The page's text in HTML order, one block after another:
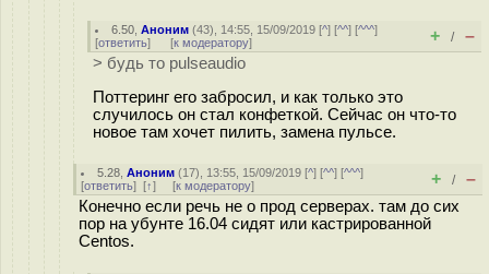
6.50 ,Аноним (43), 14:55, 15/09/2019 [^] [^^] [^^^]
[ответить] [к модератору] + / –
> будь то pulseaudio
Поттеринг его забросил, и как только это
случилось он стал конфеткой. Сейчас он что-то
новое там хочет пилить, замена пульсе.
5.28 ,Аноним (17), 13:55, 15/09/2019 [^] [^^] [^^^]
[ответить] [↑] [к модератору] + / –
Конечно если речь не о прод серверах. там до сих
пор на убунте 16.04 сидят или кастрированной
Centos.